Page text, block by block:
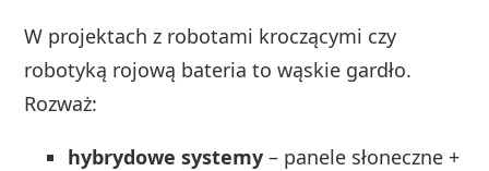
W projektach z robotami kroczącymi czy
robotyką rojową bateria to wąskie gardło.
Rozważ:
hybrydowe systemy – panele słoneczne +